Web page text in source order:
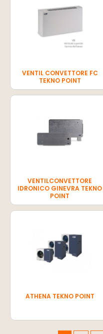
VENTIL CONVETTORE FC
TEKNO POINT
VENTILCONVETTORE
IDRONICO GINEVRA TEKNO
POINT
ATHENA TEKNO POINT